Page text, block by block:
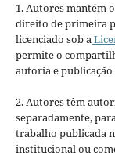
1. Autores mantém
direito de primeira
licenciado sob a
permite o
autoria e
2. Autores têm
separadamente,
trabalho publicada
institucional ou